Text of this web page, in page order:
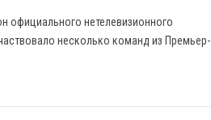
официального нетелевизионного
несколько команд из Премьер-